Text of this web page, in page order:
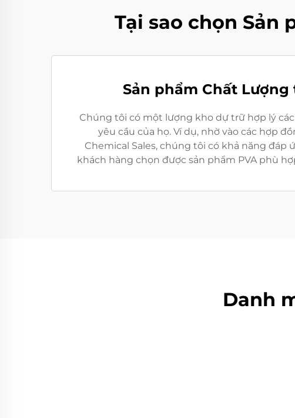
Tại sao chọn Sản
Sản phẩm Chất Lượng
Chúng tôi có một lượng kho dự trữ hợp lý
yêu cầu của họ. Ví dụ, nhờ vào các hợp
Chemical Sales, chúng tôi có khả năng đáp
khách hàng chọn được sản phẩm PVA phù
Danh